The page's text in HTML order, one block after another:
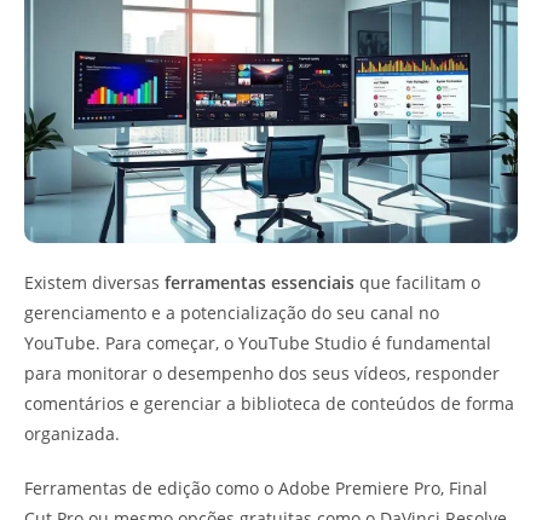
Existem diversas ferramentas essenciais que facilitam o
gerenciamento e a potencialização do seu canal no
YouTube. Para começar, o YouTube Studio é fundamental
para monitorar o desempenho dos seus vídeos, responder
comentários e gerenciar a biblioteca de conteúdos de forma
organizada.
Ferramentas de edição como o Adobe Premiere Pro, Final